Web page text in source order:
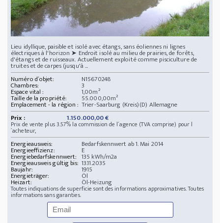
Lieu idyllique, paisible et isolé avec étangs, sans éoliennes ni lignes
électriques à l'horizon ➤ Endroit isolé au milieu de prairies, de forêts,
d'étangs et de ruisseaux. Actuellement exploité comme pisciculture de
truites et de carpes (jusqu'à ...
Numéro d´objet:
N15670248
Chambres: 3
Espace vital : 1,00m²
Taille de la propriété: 55.000,00m²
Emplacement - la région : Trier-Saarburg (Kreis)(D) Allemagne
Prix :
1.150.000,00 €
Prix de vente plus 3.57% la commission de l´agence (TVA comprise) pour l
´acheteur,
Energieausweis: Bedarfskennwert ab 1. Mai 2014
Energieeffizienz: E
Energiebedarfskennwert: 135 kWh/m2a
Energieausweis gültig bis: 13.11.2035
Baujahr: 1915
Energieträger: Öl
Heizart: Öl-Heizung
Toutes indiquations de superficie sont des informations approximatives. Toutes
informations sans garanties.